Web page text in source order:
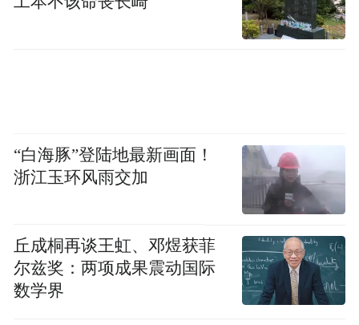
“白海豚”登陆地最新画面！
浙江玉环风雨交加
丘成桐再谈王虹、邓煜获菲
尔兹奖：两项成果震动国际
数学界